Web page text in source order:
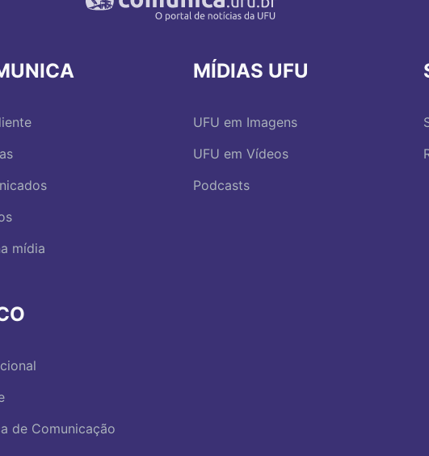
mídia
de Comunicação
MÍDIAS UFU
UFU em Imagens
UFU em Vídeos
Podcasts